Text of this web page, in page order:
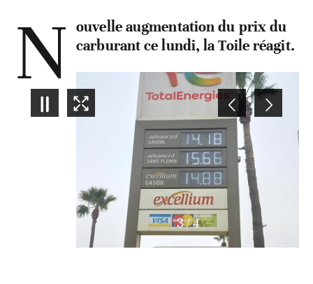
N ouvelle augmentation du prix du
carburant ce lundi, la Toile réagit.
4/4